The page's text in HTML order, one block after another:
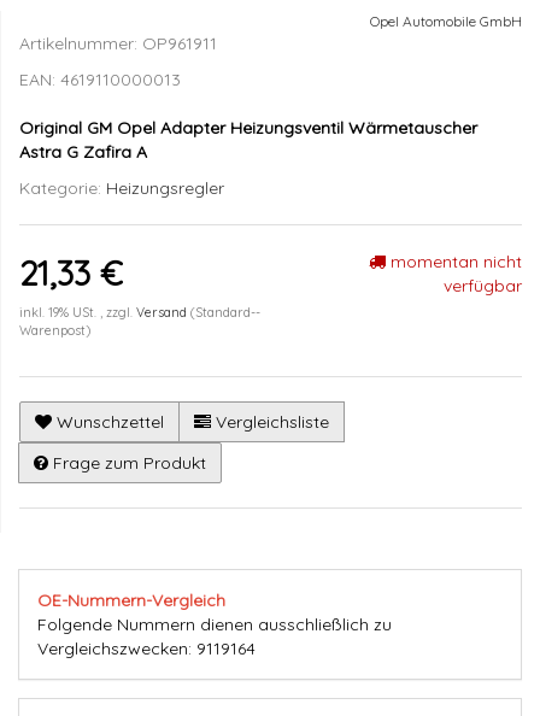
Opel Automobile GmbH
Artikelnummer: OP961911
EAN: 4619110000013
Original GM Opel Adapter Heizungsventil Wärmetauscher
Astra G Zafira A
Kategorie: Heizungsregler
21,33 €
inkl. 19% USt. , zzgl. Versand (Standard--
Warenpost)
momentan nicht
verfügbar
Wunschzettel
Vergleichsliste
Frage zum Produkt
OE-Nummern-Vergleich
Folgende Nummern dienen ausschließlich zu
Vergleichszwecken: 9119164